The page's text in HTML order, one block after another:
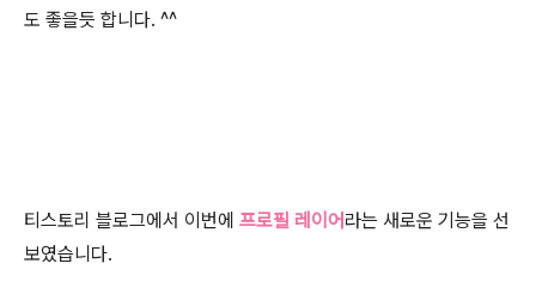
도 좋을듯 합니다. ^^
티스토리 블로그에서 이번에 프로필 레이어 라는 새로운 기능을 선
보였습니다.